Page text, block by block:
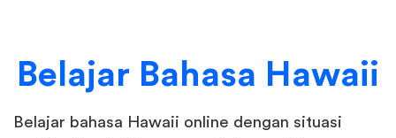
Belajar Bahasa Hawaii
Belajar bahasa Hawaii online dengan situasi